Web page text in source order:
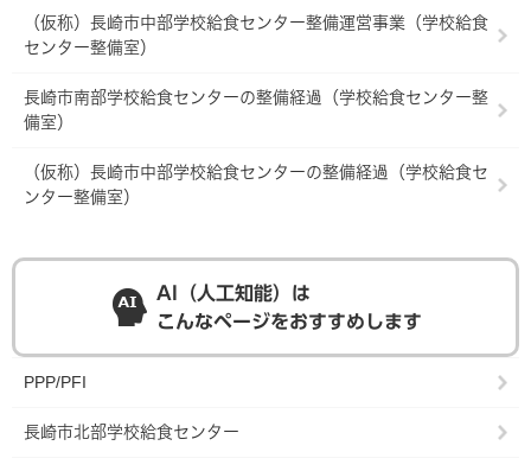
（仮称）長崎市中部学校給食センター整備運営事業（学校給食
センター整備室）
長崎市南部学校給食センターの整備経過（学校給食センター整
備室）
（仮称）長崎市中部学校給食センターの整備経過（学校給食セ
ンター整備室）
AI（人工知能）は
こんなページをおすすめします
PPP/PFI
長崎市北部学校給食センター